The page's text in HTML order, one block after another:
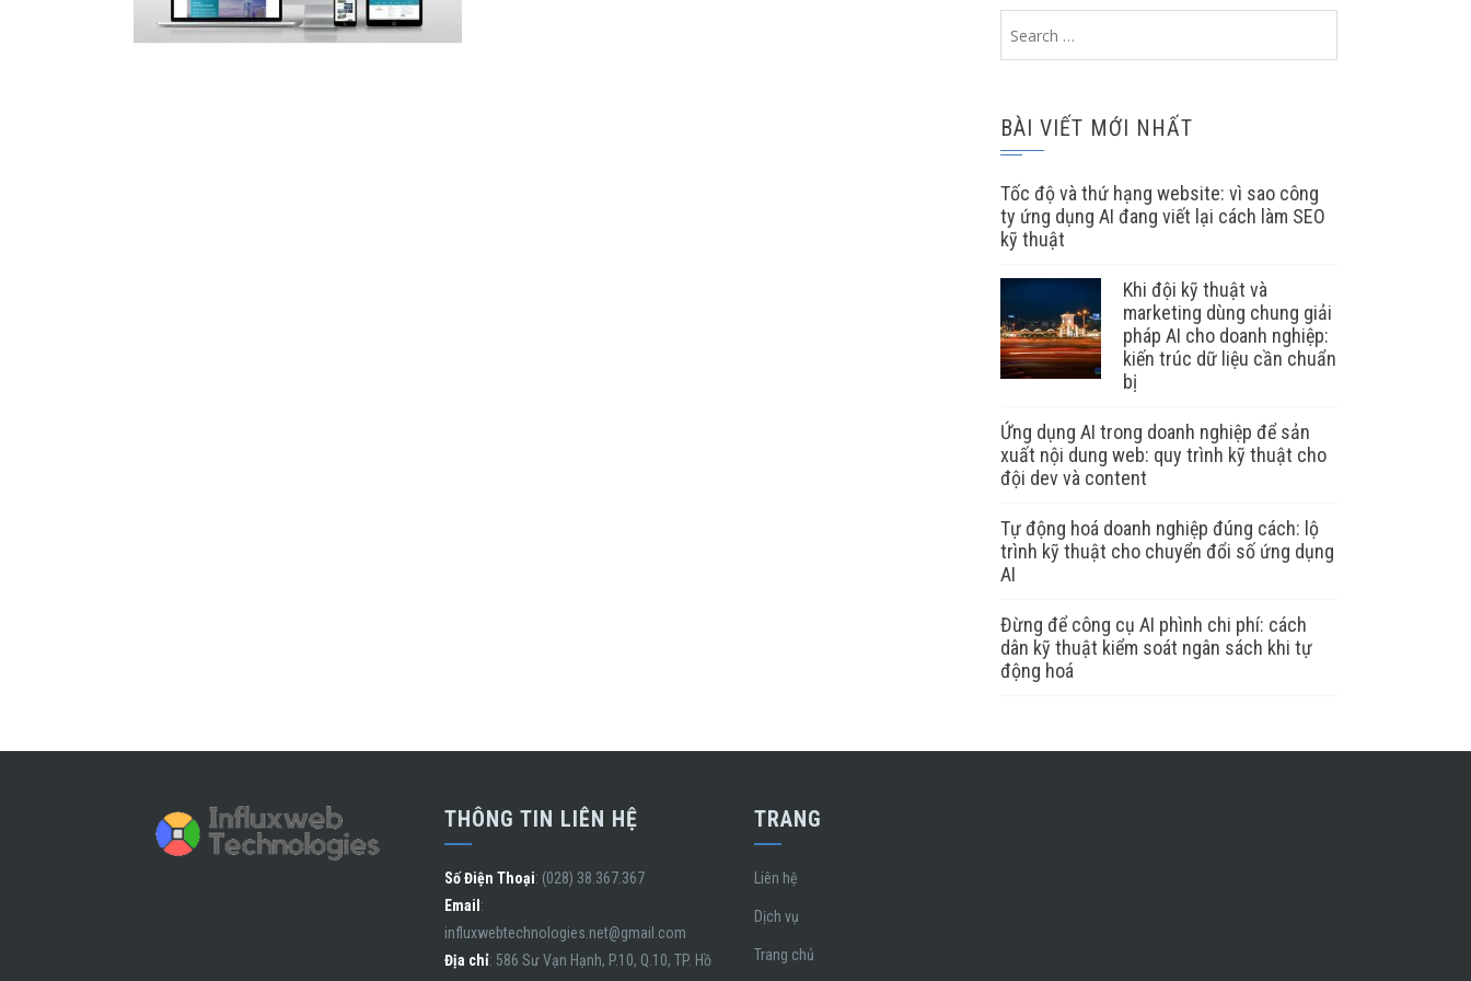
BÀI VIẾT MỚI NHẤT
Tốc độ và thứ hạng website: vì sao công
ty ứng dụng AI đang viết lại cách làm SEO
kỹ thuật
Khi đội kỹ thuật và
marketing dùng chung giải
pháp AI cho doanh nghiệp:
kiến trúc dữ liệu cần chuẩn
bị
Ứng dụng AI trong doanh nghiệp để sản
xuất nội dung web: quy trình kỹ thuật cho
đội dev và content
Tự động hoá doanh nghiệp đúng cách: lộ
trình kỹ thuật cho chuyển đổi số ứng dụng
AI
Đừng để công cụ AI phình chi phí: cách
dân kỹ thuật kiểm soát ngân sách khi tự
động hoá
THÔNG TIN LIÊN HỆ
Số Điện Thoại: (028) 38.367.367
Email :
influxwebtechnologies.net@gmail.com
Địa chỉ: 586 Sư Vạn Hạnh, P.10, Q.10, TP. Hồ
TRANG
Liên hệ
Dịch vụ
Trang chủ